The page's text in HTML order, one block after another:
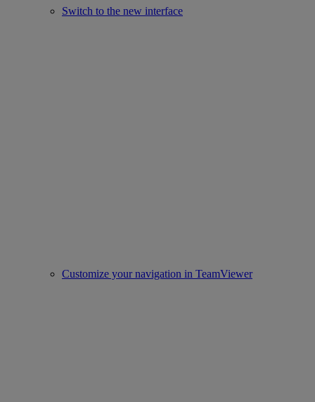
Switch to the new interface
Customize your navigation in TeamViewer